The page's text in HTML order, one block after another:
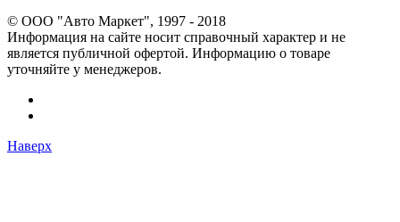
© OOO "Авто Маркет", 1997 - 2018
Информация на сайте носит справочный характер и не
является публичной офертой. Информацию о товаре
уточняйте у менеджеров.
Наверх